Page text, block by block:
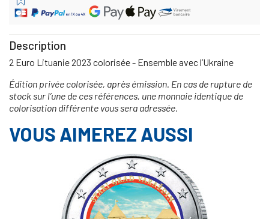
Description
2 Euro Lituanie 2023 colorisée - Ensemble avec l’Ukraine
Édition privée colorisée, après émission. En cas de rupture de
stock sur l’une de ces références, une monnaie identique de
colorisation différente vous sera adressée.
VOUS AIMEREZ AUSSI